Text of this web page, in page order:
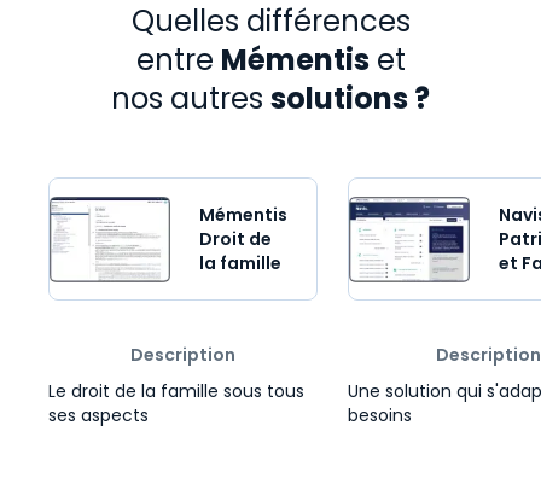
Quelles différences
entre Mémentiset
nos autres solutions ?
Comparer des produits
Mémentis
Droit de
la famille
et
Description
Le droit de la famille sous tous
ses aspects
Description
Une solution qui
besoins